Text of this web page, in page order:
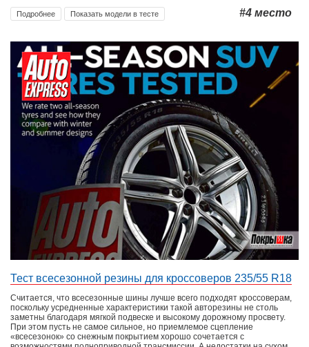
Подробнее Показать модели в тесте #4 место
Тест всесезонной резины для кроссоверов 235/55 R18
Считается, что всесезонные шины лучше всего подходят кроссоверам,
поскольку усредненные характеристики такой авторезины не столь
заметны благодаря мягкой подвеске и высокому дорожному просвету.
При этом пусть не самое сильное, но приемлемое сцепление
«всесезонок» со снежным покрытием хорошо сочетается с